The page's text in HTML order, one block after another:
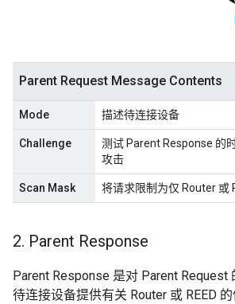
Parent Request Message Contents
Mode 描述待连接设备
Challenge
测试 Parent Response 的
攻击
Scan Mask 将请求限制为仅 Router 或
2. Parent Response
Parent Response 是对 Parent Request
待连接设备提供有关 Router 或 REED 的